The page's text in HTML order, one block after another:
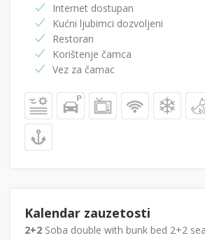
Internet dostupan
Kućni ljubimci dozvoljeni
Restoran
Korištenje čamca
Vez za čamac
Kalendar zauzetosti
2+2 Soba double with bunk bed 2+2